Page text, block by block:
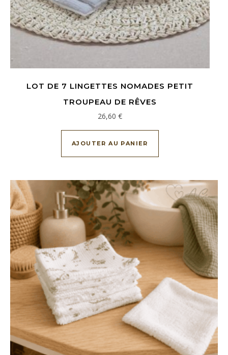
LOT DE 7 LINGETTES NOMADES PETIT
TROUPEAU DE RÊVES
26,60 €
AJOUTER AU PANIER